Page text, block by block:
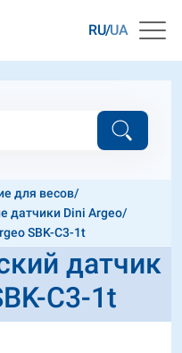
RU UA
для весов/
датчики Dini Argeo/
SBK-C3-1t
датчик
C3-1t